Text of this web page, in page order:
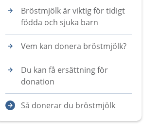
Bröstmjölk är viktig för tidigt
födda och sjuka barn
Vem kan donera bröstmjölk?
Du kan få ersättning för
donation
Så donerar du bröstmjölk